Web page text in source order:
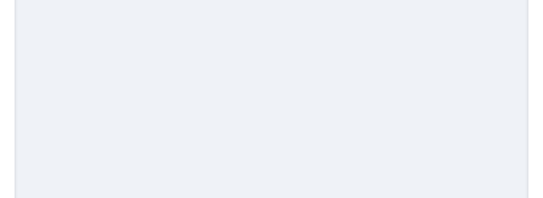
を妄想シナリオ検証してみた！ズボラ株投資
】一覧※YouTubeブログSNS共通
実に取り組むべき！ #shorts
っかからないための方法 #投資詐欺 #詐欺 #弁護士 #法律